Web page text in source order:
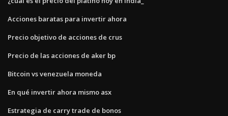
Acciones baratas para invertir ahora
Precio objetivo de acciones de crus
Precio de las acciones de aker bp
Bitcoin vs venezuela moneda
En qué invertir ahora mismo asx
Estrategia de carry trade de bonos